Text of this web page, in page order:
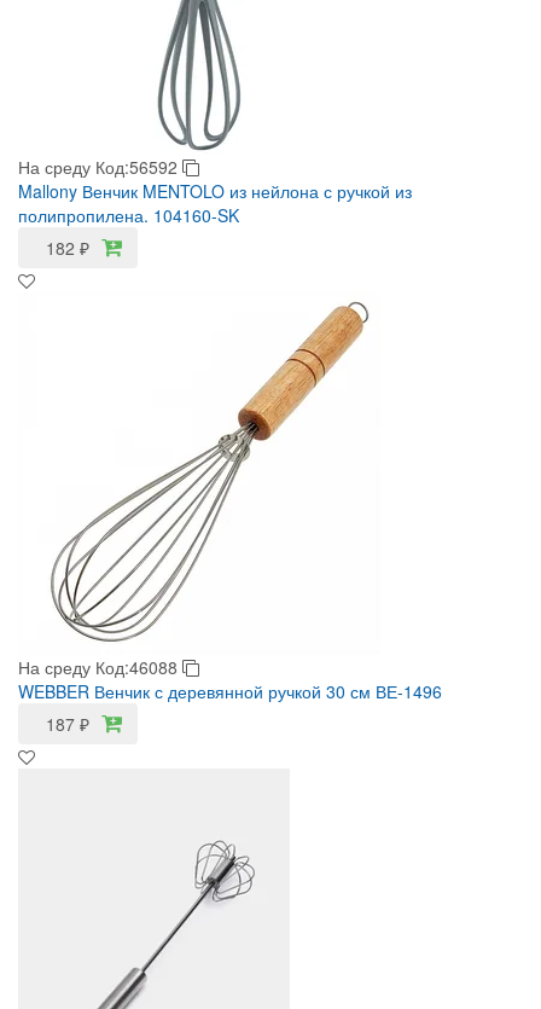
На среду Код:56592
Mallony Венчик MENTOLO из нейлона с ручкой из
полипропилена. 104160-SK
182 ₽
На среду Код:46088
WEBBER Венчик с деревянной ручкой 30 см ВЕ-1496
187 ₽